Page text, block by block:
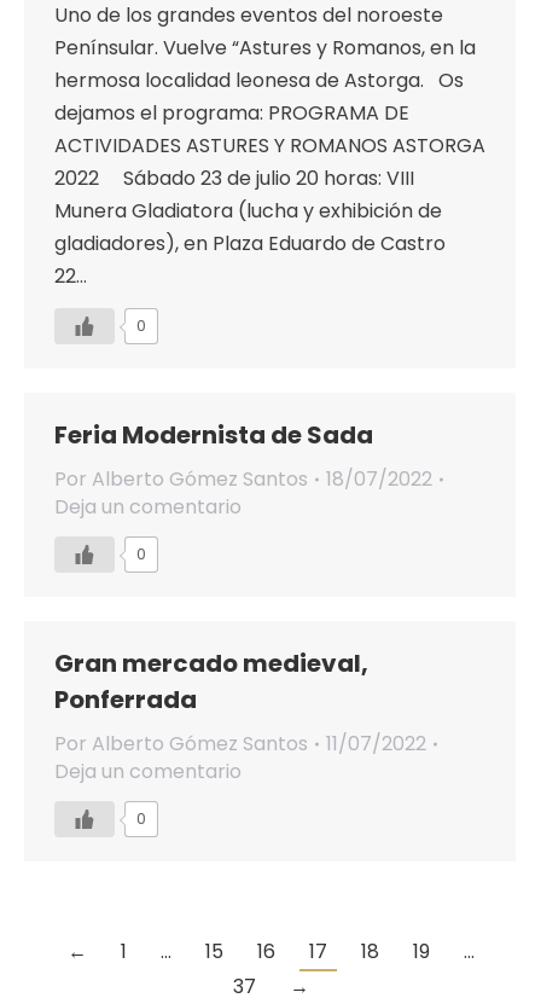
Uno de los grandes eventos del noroeste
Penínsular. Vuelve “Astures y Romanos, en la
hermosa localidad leonesa de Astorga. Os
dejamos el programa: PROGRAMA DE
ACTIVIDADES ASTURES Y ROMANOS ASTORGA
2022 Sábado 23 de julio 20 horas: VIII
Munera Gladiatora (lucha y exhibición de
gladiadores), en Plaza Eduardo de Castro
22…
0
Feria Modernista de Sada
Por Alberto Gómez Santos
18/07/2022
Deja un comentario
0
Gran mercado medieval,
Ponferrada
Por Alberto Gómez Santos
11/07/2022
Deja un comentario
0
← 1 … 15 16 17 18 19
…
37
→